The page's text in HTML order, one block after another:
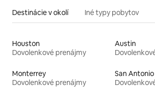
Destinácie v okolí Iné typy pobytov
Houston
Dovolenkové prenájmy
Austin
Monterrey
Dovolenkové prenájmy
San Antonio